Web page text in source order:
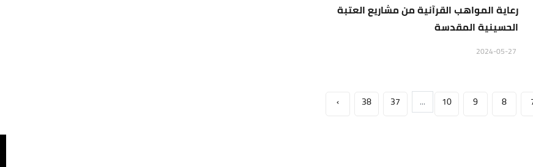
رعاية المواهب القرآنية من مشاريع العتبة
الحسينية المقدسة
8
9
10
...
37
38
›